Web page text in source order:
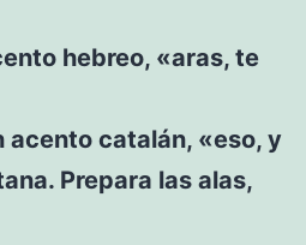
hebreo, «aras, te
acento catalán, «eso, y
Prepara las alas,